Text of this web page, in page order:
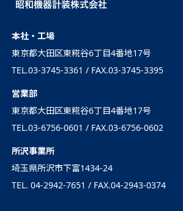
本社・工場
東京都大田区東糀谷6丁目4番地17号
TEL.03-3745-3361 / FAX.03-3745-3395
営業部
東京都大田区東糀谷6丁目4番地17号
TEL.03-6756-0601 / FAX.03-6756-0602
所沢事業所
埼玉県所沢市下富1434-24
TEL. 04-2942-7651 / FAX.04-2943-0374